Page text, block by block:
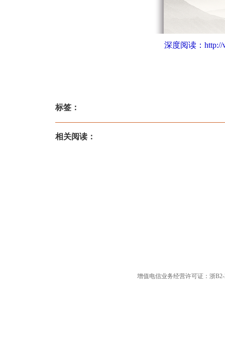
深度阅读： http://
标签：
相关阅读：
增值电信业务经营许可证：浙